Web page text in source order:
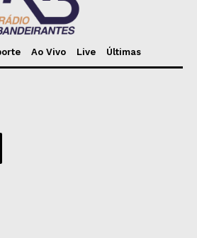
Ao Vivo Live Últimas